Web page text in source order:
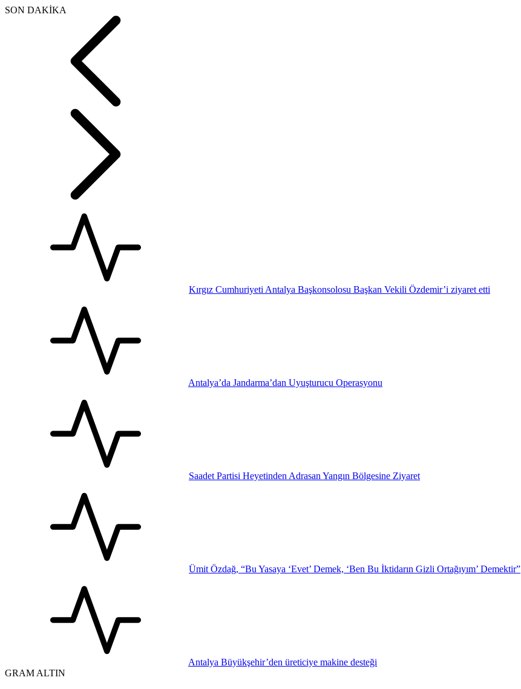
SON DAKİKA
Kırgız Cumhuriyeti Antalya Başkonsolosu Başkan Vekili Özdemir’i ziyaret etti
Antalya’da Jandarma’dan Uyuşturucu Operasyonu
Saadet Partisi Heyetinden Adrasan Yangın Bölgesine Ziyaret
Ümit Özdağ, “Bu Yasaya ‘Evet’ Demek, ‘Ben Bu İktidarın Gizli Ortağıyım’ Demektir”
Antalya Büyükşehir’den üreticiye makine desteği
GRAM ALTIN